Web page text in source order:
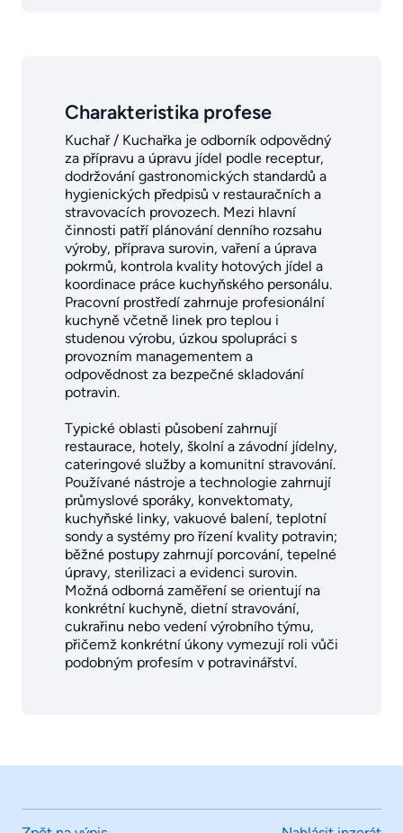
Charakteristika profese
Kuchař / Kuchařka je odborník odpovědný
za přípravu a úpravu jídel podle receptur,
dodržování gastronomických standardů a
hygienických předpisů v restauračních a
stravovacích provozech. Mezi hlavní
činnosti patří plánování denního rozsahu
výroby, příprava surovin, vaření a úprava
pokrmů, kontrola kvality hotových jídel a
koordinace práce kuchyňského personálu.
Pracovní prostředí zahrnuje profesionální
kuchyně včetně linek pro teplou i
studenou výrobu, úzkou spolupráci s
provozním managementem a
odpovědnost za bezpečné skladování
potravin.
Typické oblasti působení zahrnují
restaurace, hotely, školní a závodní jídelny,
cateringové služby a komunitní stravování.
Používané nástroje a technologie zahrnují
průmyslové sporáky, konvektomaty,
kuchyňské linky, vakuové balení, teplotní
sondy a systémy pro řízení kvality potravin;
běžné postupy zahrnují porcování, tepelné
úpravy, sterilizaci a evidenci surovin.
Možná odborná zaměření se orientují na
konkrétní kuchyně, dietní stravování,
cukrařinu nebo vedení výrobního týmu,
přičemž konkrétní úkony vymezují roli vůči
podobným profesím v potravinářství.